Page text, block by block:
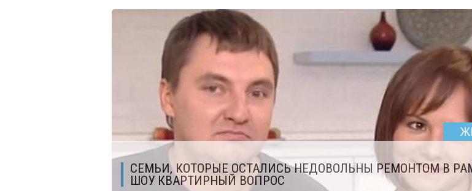
СЕМЬИ, КОТОРЫЕ ОСТАЛИСЬ НЕДОВОЛЬНЫ РЕМОНТОМ В
ШОУ КВАРТИРНЫЙ ВОПРОС